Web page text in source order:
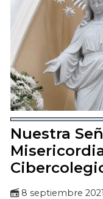
Nuestra
8 septiembre 2021